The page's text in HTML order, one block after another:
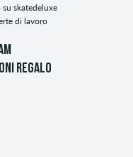
su skatedeluxe
di lavoro
REGALO